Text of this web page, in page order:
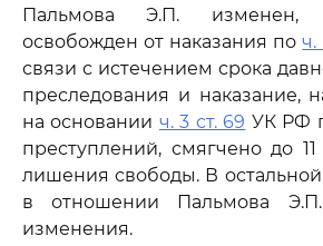
Пальмова Э.П. изменен,
освобожден от наказания поч.
связи с истечением срока
преследования и наказание,
на основании ч. 3 ст. 69 УК РФ
преступлений, смягчено до
лишения свободы. В
в отношении Пальмова
изменения.